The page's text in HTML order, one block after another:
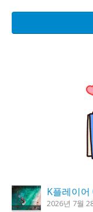
K플레이어
2026년 7월